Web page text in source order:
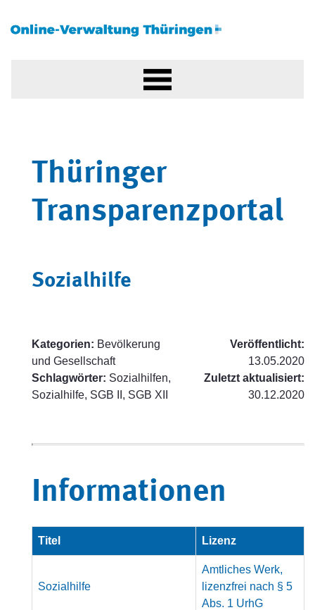
Thüringer
Transparenzportal
Sozialhilfe
Kategorien: Bevölkerung
und Gesellschaft
Schlagwörter: Sozialhilfen,
Sozialhilfe, SGB II, SGB XII
Veröffentlicht:
13.05.2020
Zuletzt aktualisiert:
30.12.2020
Informationen
Titel Lizenz
Sozialhilfe
Amtliches Werk,
lizenzfrei nach § 5
Abs. 1 UrhG